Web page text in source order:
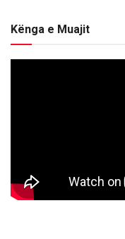
Kënga e Muajit